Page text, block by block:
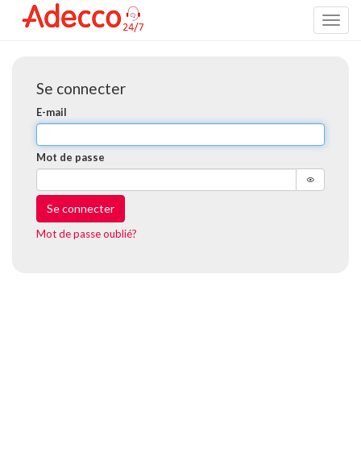
Se connecter
E-mail
Mot de passe
Se connecter
Mot de passe oublié?